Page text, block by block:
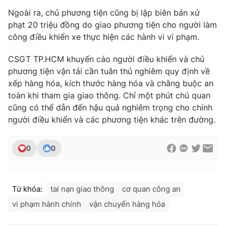
Theo dõi báo trên
Cơ quan chủ quản:
Đài Truyền hình Việt Nam
Giấy phép hoạt động báo in và báo điện tử số 483/GP-BTTTT
Phó Tổng Biên tập:Nguyễn Thị Mỹ Hạnh, Phạm Quốc Thắng,
Nguyễn Trọng Ninh
Ngoài ra, chủ phương tiện cũng bị lập biên bản xử
phạt 20 triệu đồng do giao phương tiện cho người làm
công điều khiển xe thực hiện các hành vi vi phạm.
CSGT TP.HCM khuyến cáo người điều khiển và chủ
phương tiện vận tải cần tuân thủ nghiêm quy định về
xếp hàng hóa, kích thước hàng hóa và chằng buộc an
toàn khi tham gia giao thông. Chỉ một phút chủ quan
cũng có thể dẫn đến hậu quả nghiêm trọng cho chính
người điều khiển và các phương tiện khác trên đường.
0 0
Từ khóa: tai nạn giao thông
cơ quan công an
vi phạm hành chính
vận chuyển hàng hóa